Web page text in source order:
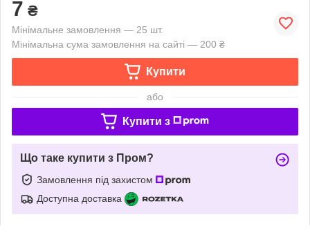
7 ₴
Мінімальне замовлення — 25 шт.
Мінімальна сума замовлення на сайті — 200 ₴
Купити
або
Купити з
Що таке купити з Пром?
Замовлення під захистом
Доступна доставка